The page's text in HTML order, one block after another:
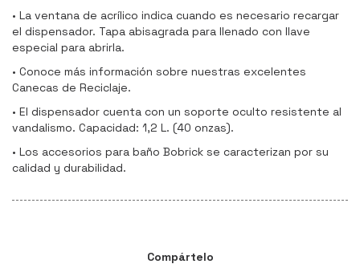
• La ventana de acrílico indica cuando es necesario recargar
el dispensador. Tapa abisagrada para llenado con llave
especial para abrirla.
• Conoce más información sobre nuestras excelentes
Canecas de Reciclaje.
• El dispensador cuenta con un soporte oculto resistente al
vandalismo. Capacidad: 1,2 L. (40 onzas).
• Los accesorios para baño Bobrick se caracterizan por su
calidad y durabilidad.
Compártelo